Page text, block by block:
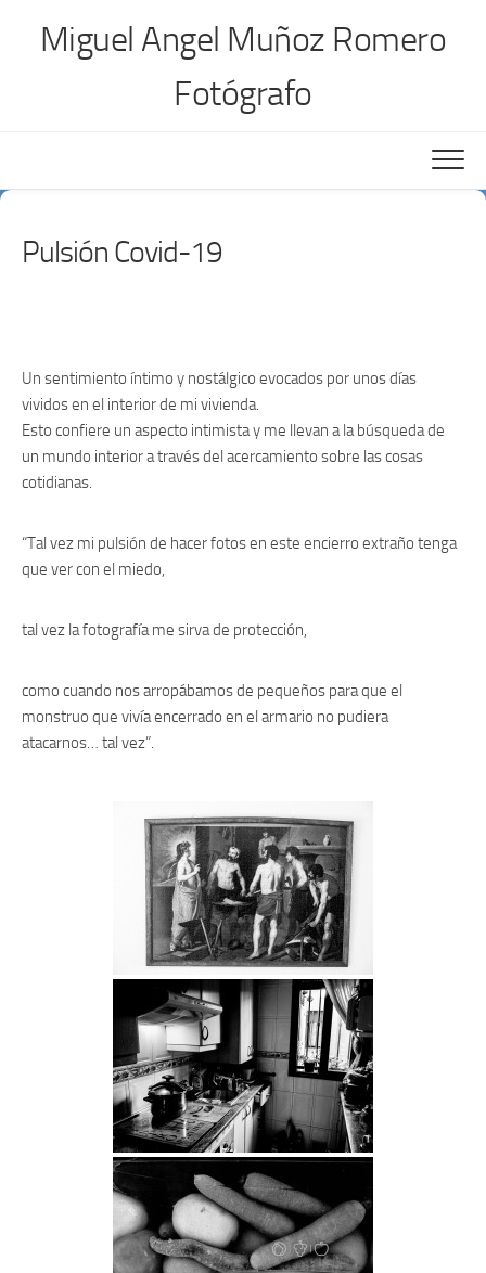
Miguel Angel Muñoz Romero
Fotógrafo
Pulsión Covid-19
Un sentimiento íntimo y nostálgico evocados por unos días
vividos en el interior de mi vivienda.
Esto confiere un aspecto intimista y me llevan a la búsqueda de
un mundo interior a través del acercamiento sobre las cosas
cotidianas.
“Tal vez mi pulsión de hacer fotos en este encierro extraño tenga
que ver con el miedo,
tal vez la fotografía me sirva de protección,
como cuando nos arropábamos de pequeños para que el
monstruo que vivía encerrado en el armario no pudiera
atacarnos… tal vez”.